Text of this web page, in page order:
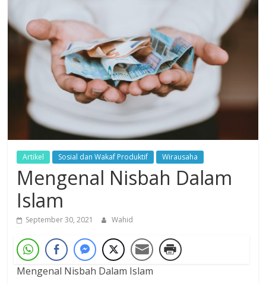
Dzikir,
Fikir,
Ikhtiar
Artikel Sosial dan Wakaf Produktif Wirausaha
Mengenal Nisbah Dalam
Islam
September 30, 2021 Wahid
Mengenal Nisbah Dalam Islam